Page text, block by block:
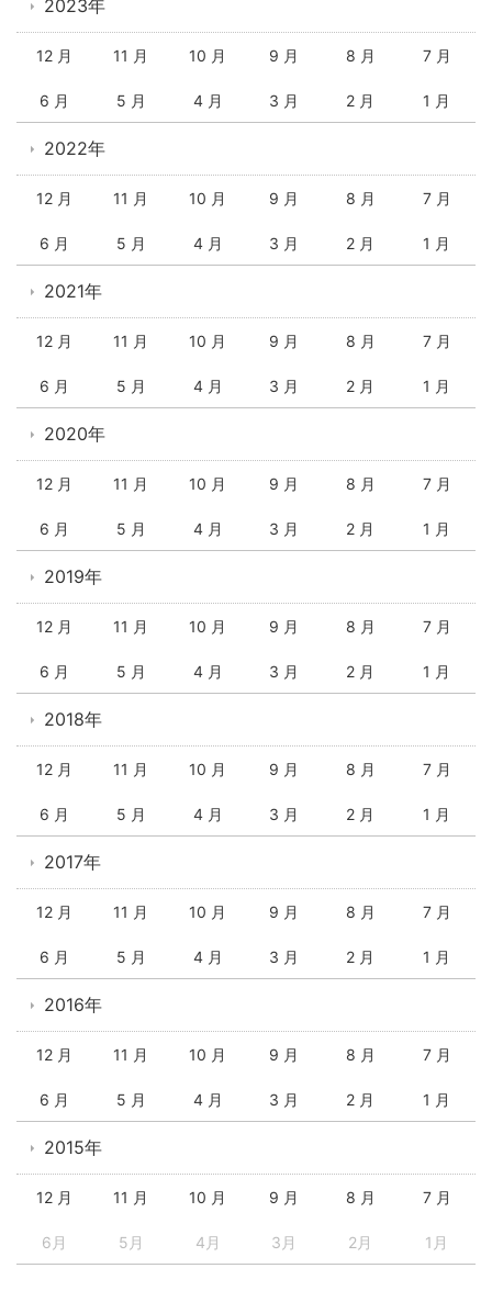
2023年
12 月 11 月 10 月 9 月 8 月 7 月
6 月 5 月 4 月 3 月 2 月 1 月
2022年
12 月 11 月 10 月 9 月 8 月 7 月
6 月 5 月 4 月 3 月 2 月 1 月
2021年
12 月 11 月 10 月 9 月 8 月 7 月
6 月 5 月 4 月 3 月 2 月 1 月
2020年
12 月 11 月 10 月 9 月 8 月 7 月
6 月 5 月 4 月 3 月 2 月 1 月
2019年
12 月 11 月 10 月 9 月 8 月 7 月
6 月 5 月 4 月 3 月 2 月 1 月
2018年
12 月 11 月 10 月 9 月 8 月 7 月
6 月 5 月 4 月 3 月 2 月 1 月
2017年
12 月 11 月 10 月 9 月 8 月 7 月
6 月 5 月 4 月 3 月 2 月 1 月
2016年
12 月 11 月 10 月 9 月 8 月 7 月
6 月 5 月 4 月 3 月 2 月 1 月
2015年
12 月 11 月 10 月 9 月 8 月 7 月
6月 5月 4月 3月 2月 1月